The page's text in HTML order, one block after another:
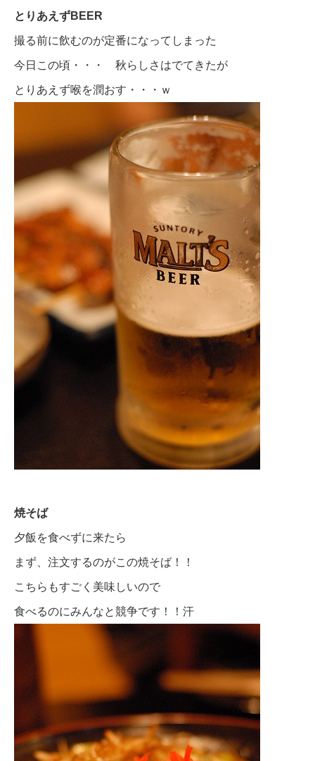
とりあえずBEER
撮る前に飲むのが定番になってしまった
今日この頃・・・ 秋らしさはでてきたが
とりあえず喉を潤おす・・・ｗ
焼そば
夕飯を食べずに来たら
まず、注文するのがこの焼そば！！
こちらもすごく美味しいので
食べるのにみんなと競争です！！汗